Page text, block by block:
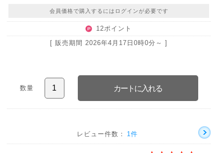
会員価格で購入するにはログインが必要です
12ポイント
[ 販売期間2026年4月17日0時0分 ～ ]
数量
レビュー件数： 1件